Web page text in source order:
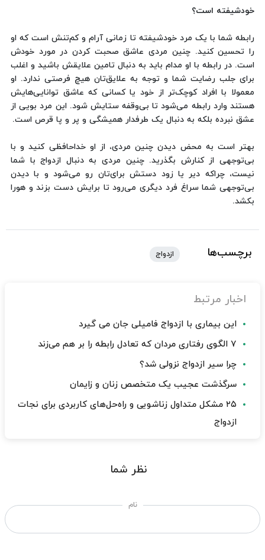
خودشیفته است؟
رابطه شما با یک مرد خودشیفته تا زمانی آرام و کم‌تنش است که او
را تحسین کنید. چنین مردی عاشق صحبت کردن در مورد خودش
است. در رابطه با او مدام باید به دنبال تامین علایقش باشید و اغلب
برای جلب رضایت شما و توجه به علایق‌تان هیچ فرصتی ندارد. او
معمولا با افراد کوچک‌تر از خود یا کسانی که عاشق توانایی‌هایش
هستند وارد رابطه می‌شود تا بی‌وقفه ستایش شود. این مرد بویی از
عشق نبرده بلکه به دنبال یک طرفدار همیشگی و پر و پا قرص است.
بهتر است به محض دیدن چنین مردی، از او خداحافظی کنید و با
بی‌توجهی از کنارش بگذرید. چنین مردی به دنبال ازدواج با شما
نیست، چراکه دیر یا زود دستش برای‌تان رو می‌شود و با دیدن
بی‌توجهی شما سراغ فرد دیگری می‌رود تا برایش دست بزند و هورا
بکشد.
برچسب‌ها ازدواج
اخبار مرتبط
این بیماری با ازدواج فامیلی جان می گیرد
۷ الگوی رفتاری مردان که تعادل رابطه را بر هم می‌زند
چرا سیر ازدواج نزولی شد؟
سرگذشت عجیب یک متخصص زنان و زایمان
۲۵ مشکل متداول زناشویی و راه‌حل‌های کاربردی برای نجات
ازدواج
نظر شما
نام